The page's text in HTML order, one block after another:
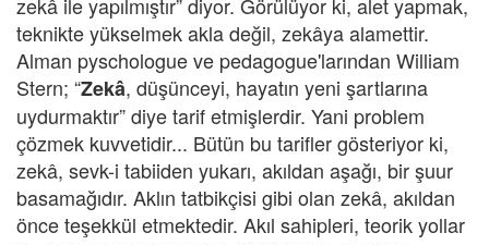
teknikte yükselmek akla değil, zekâya alamettir.
Alman pyschologue ve pedagogue'larından William
Stern; “Zekâ, düşünceyi, hayatın yeni şartlarına
uydurmaktır” diye tarif etmişlerdir. Yani problem
çözmek kuvvetidir... Bütün bu tarifler gösteriyor ki,
zekâ, sevk-i tabiiden yukarı, akıldan aşağı, bir şuur
basamağıdır. Aklın tatbikçisi gibi olan zekâ, akıldan
önce teşekkül etmektedir. Akıl sahipleri, teorik yollar